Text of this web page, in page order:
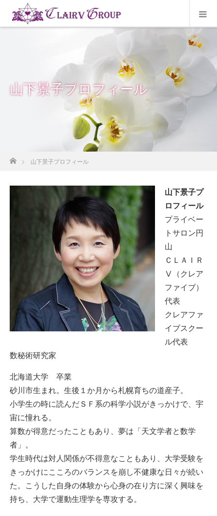
山下景子プロフィール
ホーム
山下景子プロフィール
山下景子プ
ロフィール
プライベー
トサロン円
山
ＣＬＡＩＲ
Ⅴ（クレア
ファイブ）
代表
クレアファ
イブスクー
ル代表
数秘術研究家
北海道大学 卒業
砂川市生まれ。生後１か月から札幌育ちの道産子。
小学生の時に読んだＳＦ系の科学小説がきっかけで、宇
宙に憧れる。
算数が得意だったこともあり、夢は「天文学者と数学
者」。
学生時代は対人関係が不得意なこともあり、大学受験を
きっかけにこころのバランスを崩し不健康な日々が続い
た。こうした自身の体験から心身の在り方に深く興味を
持ち、大学で運動生理学を専攻する。